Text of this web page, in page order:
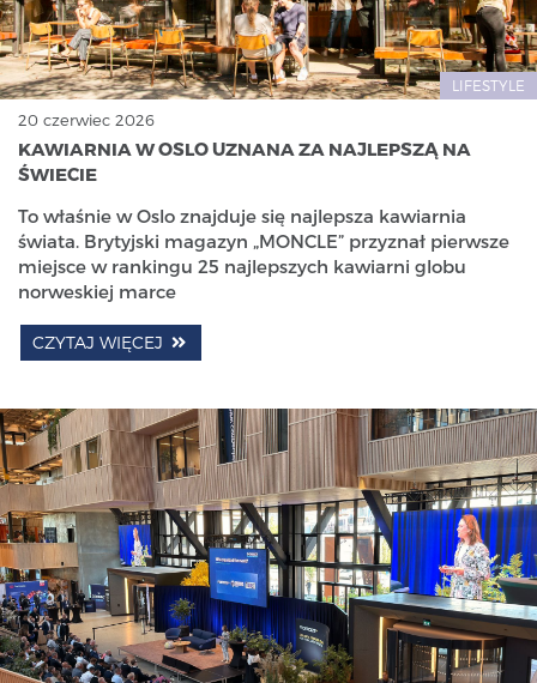
LIFESTYLE
20 czerwiec 2026
KAWIARNIA W OSLO UZNANA ZA NAJLEPSZĄ NA
ŚWIECIE
To właśnie w Oslo znajduje się najlepsza kawiarnia
świata. Brytyjski magazyn „MONCLE” przyznał pierwsze
miejsce w rankingu 25 najlepszych kawiarni globu
norweskiej marce
CZYTAJ WIĘCEJ